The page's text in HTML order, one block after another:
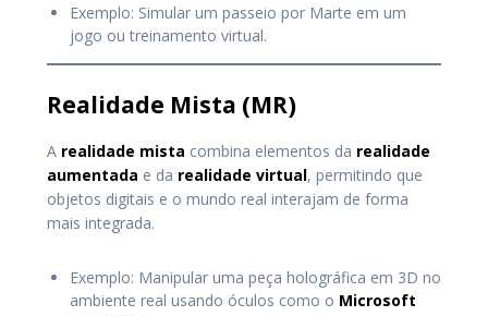
Exemplo: Simular um passeio por Marte em um
jogo ou treinamento virtual.
Realidade Mista (MR)
A realidade mista combina elementos da realidade
aumentada e da realidade virtual, permitindo que
objetos digitais e o mundo real interajam de forma
mais integrada.
Exemplo: Manipular uma peça holográfica em 3D no
ambiente real usando óculos como o Microsoft